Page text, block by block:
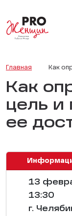
Главная Как
Как
цель и
ее
13
13:30
г.